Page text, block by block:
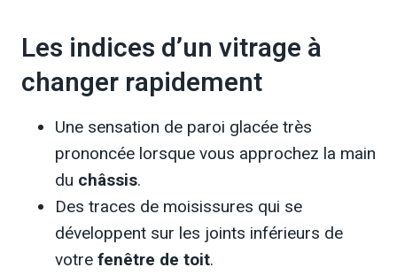
Les indices d’un vitrage à
changer rapidement
Une sensation de paroi glacée très
prononcée lorsque vous approchez la main
du châssis.
Des traces de moisissures qui se
développent sur les joints inférieurs de
votre fenêtre de toit.